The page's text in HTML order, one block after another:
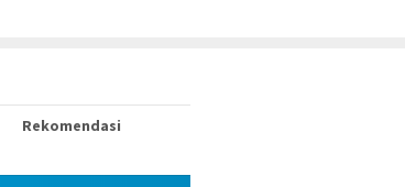
Rekomendasi